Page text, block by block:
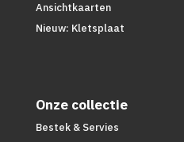
Ansichtkaarten
Nieuw: Kletsplaat
Onze collectie
Bestek & Servies